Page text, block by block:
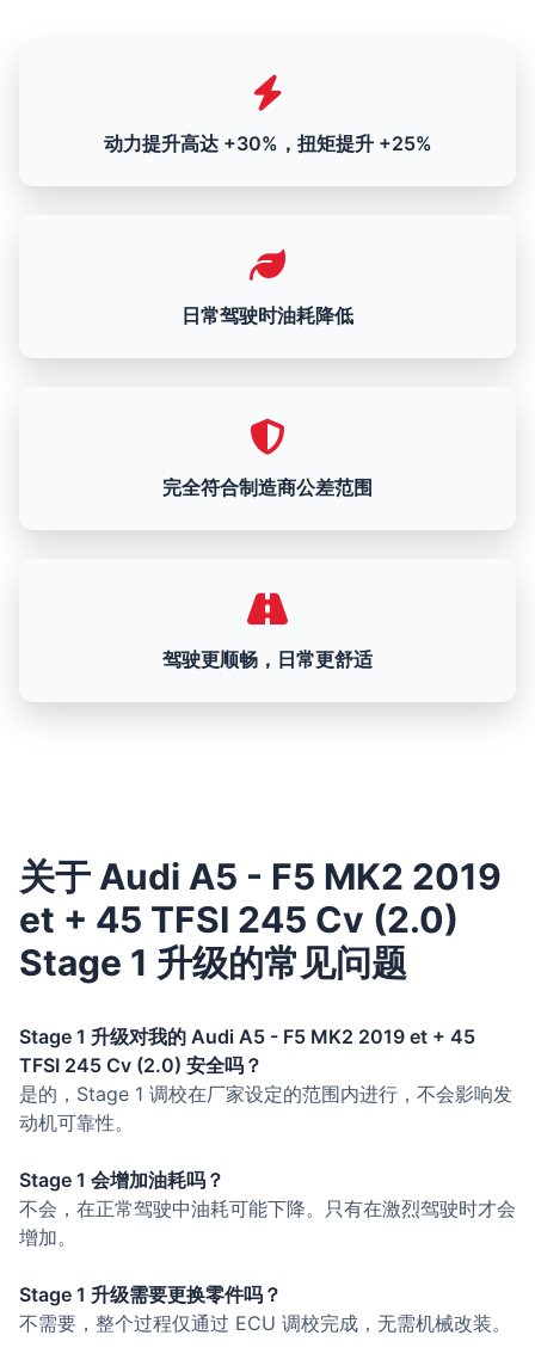
动力提升高达 +30%，扭矩提升 +25%
日常驾驶时油耗降低
完全符合制造商公差范围
驾驶更顺畅，日常更舒适
关于 Audi A5 - F5 MK2 2019
et + 45 TFSI 245 Cv (2.0)
Stage 1 升级的常见问题
Stage 1 升级对我的 Audi A5 - F5 MK2 2019 et + 45
TFSI 245 Cv (2.0) 安全吗？
是的，Stage 1 调校在厂家设定的范围内进行，不会影响发
动机可靠性。
Stage 1 会增加油耗吗？
不会，在正常驾驶中油耗可能下降。只有在激烈驾驶时才会
增加。
Stage 1 升级需要更换零件吗？
不需要，整个过程仅通过 ECU 调校完成，无需机械改装。